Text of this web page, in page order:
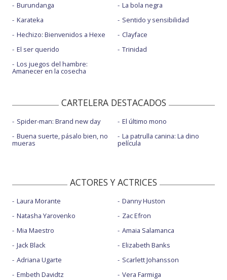
Burundanga
Karateka
Hechizo: Bienvenidos a Hexe
El ser querido
Los juegos del hambre:
Amanecer en la cosecha
La bola negra
Sentido y sensibilidad
Clayface
Trinidad
CARTELERA DESTACADOS
Spider-man: Brand new day
Buena suerte, pásalo bien, no
mueras
El último mono
La patrulla canina: La dino
película
ACTORES Y ACTRICES
Laura Morante
Natasha Yarovenko
Mia Maestro
Jack Black
Adriana Ugarte
Embeth Davidtz
Danny Huston
Zac Efron
Amaia Salamanca
Elizabeth Banks
Scarlett Johansson
Vera Farmiga